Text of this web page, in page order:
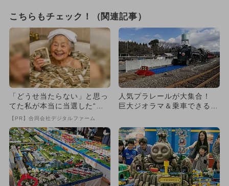
こちらもチェック！（関連記事）
「どうせ当たらない」と思っ
てた私が本当に当選した“買
い方”がこれ
【PR】合同会社デジタルファーム
人気プラレールが大集合！
巨大ジオラマ＆乗車できるS